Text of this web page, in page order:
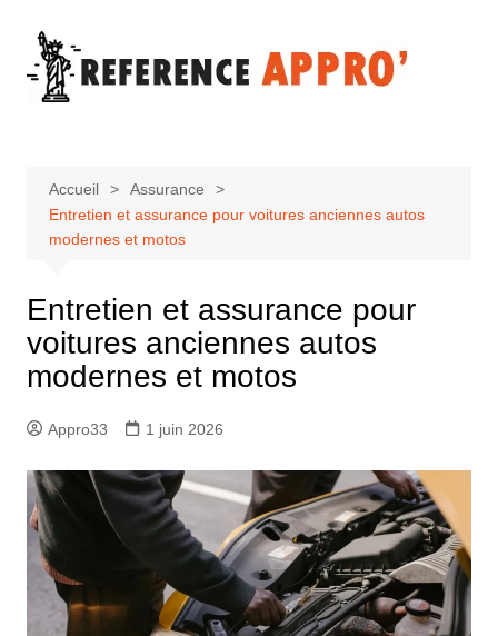
contenu
Accueil
Assurance
Entretien et assurance pour voitures anciennes autos
modernes et motos
Entretien et assurance pour
voitures anciennes autos
modernes et motos
Appro33 1 juin 2026